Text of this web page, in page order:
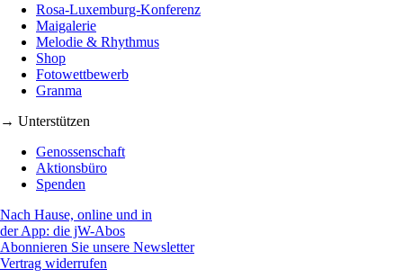
Rosa-Luxemburg-Konferenz
Maigalerie
Melodie & Rhythmus
Shop
Fotowettbewerb
Granma
→ Unterstützen
Genossenschaft
Aktionsbüro
Spenden
Nach Hause, online und in
der App: die jW-Abos
Abonnieren Sie unsere Newsletter
Vertrag widerrufen